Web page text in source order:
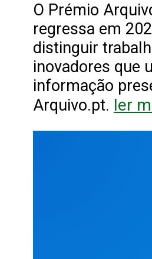
O Prémio
regressa em
distinguir
inovadores que
informação
Arquivo.pt. ler